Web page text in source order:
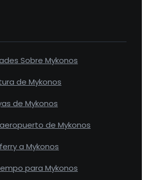
Sobre Mykonos
de Mykonos
de Mykonos
de Mykonos
a Mykonos
para Mykonos